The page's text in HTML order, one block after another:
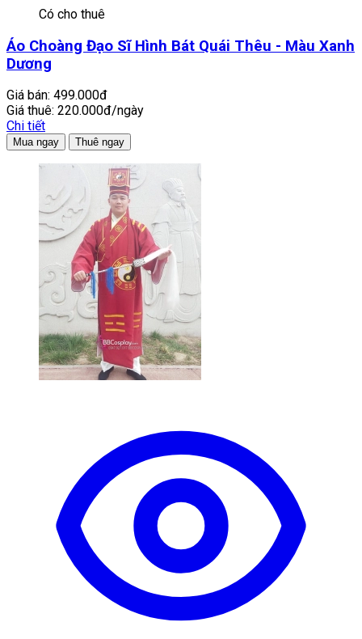
Có cho thuê
Áo Choàng Đạo Sĩ Hình Bát Quái Thêu - Màu Xanh
Dương
Giá bán: 499.000đ
Giá thuê: 220.000đ/ngày
Chi tiết
Mua ngay Thuê ngay